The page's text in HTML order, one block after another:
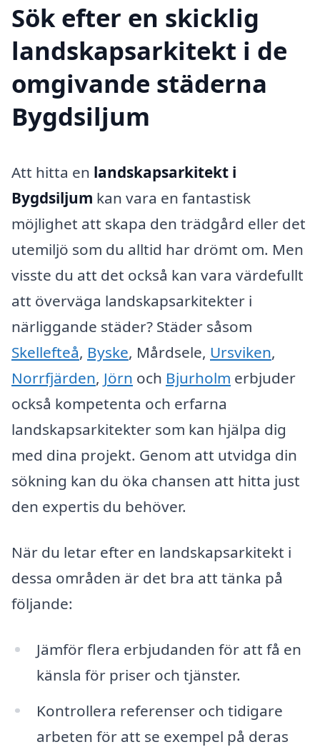
Sök efter en skicklig
landskapsarkitekt i de
omgivande städerna
Bygdsiljum
Att hitta en landskapsarkitekt i
Bygdsiljum kan vara en fantastisk
möjlighet att skapa den trädgård eller det
utemiljö som du alltid har drömt om. Men
visste du att det också kan vara värdefullt
att överväga landskapsarkitekter i
närliggande städer? Städer såsom
Skellefteå, Byske, Mårdsele, Ursviken,
Norrfjärden, Jörn och Bjurholm erbjuder
också kompetenta och erfarna
landskapsarkitekter som kan hjälpa dig
med dina projekt. Genom att utvidga din
sökning kan du öka chansen att hitta just
den expertis du behöver.
När du letar efter en landskapsarkitekt i
dessa områden är det bra att tänka på
följande:
Jämför flera erbjudanden för att få en
känsla för priser och tjänster.
Kontrollera referenser och tidigare
arbeten för att se exempel på deras